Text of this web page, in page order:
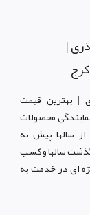
|
| بهترین قیمت
محصولات
از سالها پیش به
سالها و کسب
ای در خدمت به